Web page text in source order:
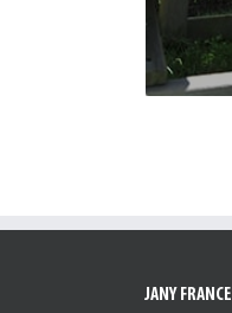
JANY FRANCE